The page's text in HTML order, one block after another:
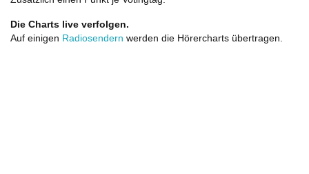
Die Charts live verfolgen.
Auf einigen Radiosendern werden die Hörercharts übertragen.